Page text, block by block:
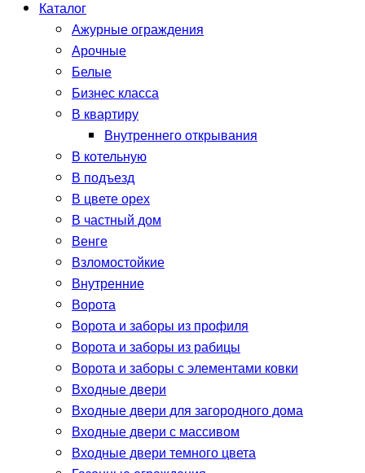
Каталог
Ажурные ограждения
Арочные
Белые
Бизнес класса
В квартиру
Внутреннего открывания
В котельную
В подъезд
В цвете орех
В частный дом
Венге
Взломостойкие
Внутренние
Ворота
Ворота и заборы из профиля
Ворота и заборы из рабицы
Ворота и заборы с элементами ковки
Входные двери
Входные двери для загородного дома
Входные двери с массивом
Входные двери темного цвета